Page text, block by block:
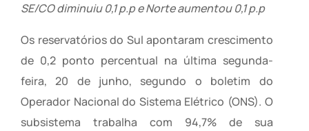
SE/CO diminuiu 0,1 p.p e Norte aumentou 0,1 p.p
Os reservatórios do Sul apontaram crescimento
de 0,2 ponto percentual na última segunda-
feira, 20 de junho, segundo o boletim do
Operador Nacional do Sistema Elétrico (ONS). O
subsistema trabalha com 94,7% de sua